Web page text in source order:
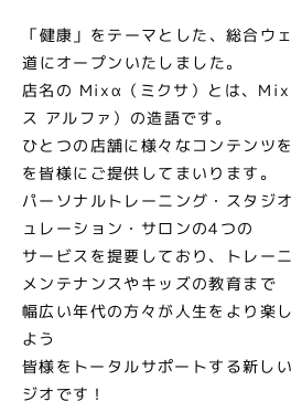
「健康」をテーマとした、総合ウ
道にオープンいたしました。
店名の Mixα（ミクサ）とは、
ス アルファ）の造語です。
ひとつの店舗に様々なコンテンツ
を皆様にご提供してまいります。
パーソナルトレーニング・スタジ
ュレーション・サロンの4つの
サービスを提要しており、トレー
メンテナンスやキッズの教育まで
幅広い年代の方々が人生をより楽
よう
皆様をトータルサポートする新し
ジオです！